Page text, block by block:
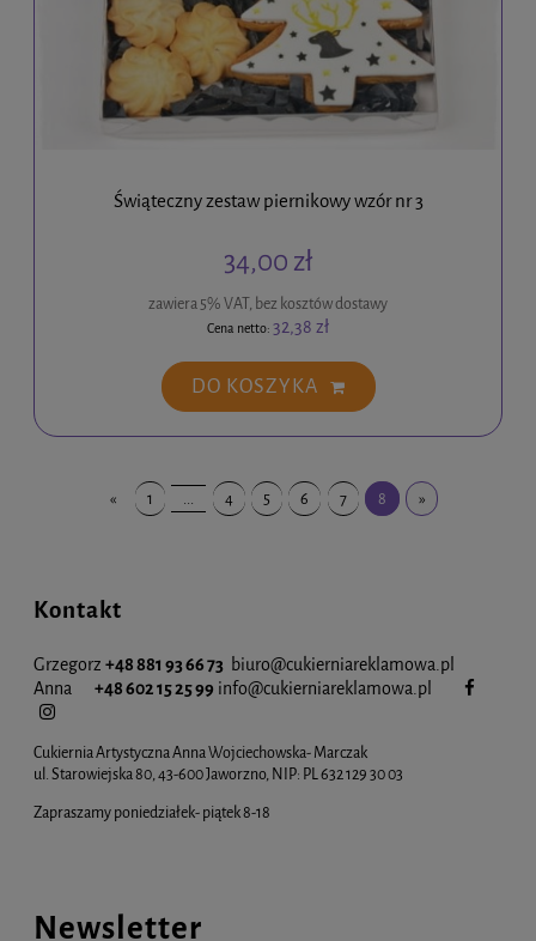
Świąteczny zestaw piernikowy wzór nr 3
34,00 zł
zawiera 5% VAT, bez kosztów dostawy
Cena netto: 32,38 zł
DO KOSZYKA
« 1 ... 4 5 6 7 8 »
Kontakt
Grzegorz +48 881 93 66 73 biuro@cukierniareklamowa.pl
Anna
+48 602 15 25 99 info@cukierniareklamowa.pl
Cukiernia Artystyczna Anna Wojciechowska- Marczak
ul. Starowiejska 80, 43-600 Jaworzno, NIP: PL 632 129 30 03
Zapraszamy poniedziałek- piątek 8-18
Newsletter